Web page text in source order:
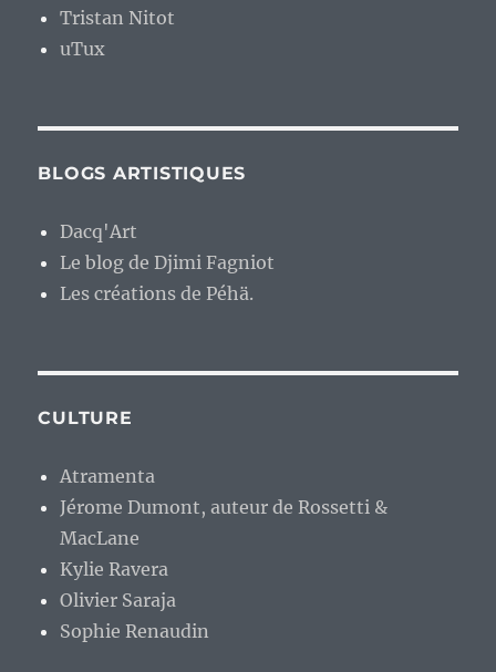
Tristan Nitot
uTux
BLOGS ARTISTIQUES
Dacq'Art
Le blog de Djimi Fagniot
Les créations de Péhä.
CULTURE
Atramenta
Jérome Dumont, auteur de Rossetti &
MacLane
Kylie Ravera
Olivier Saraja
Sophie Renaudin